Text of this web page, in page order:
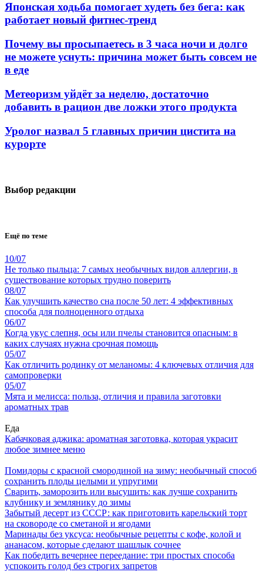
Японская ходьба помогает худеть без бега: как
работает новый фитнес-тренд
Почему вы просыпаетесь в 3 часа ночи и долго
не можете уснуть: причина может быть совсем не
в еде
Метеоризм уйдёт за неделю, достаточно
добавить в рацион две ложки этого продукта
Уролог назвал 5 главных причин цистита на
курорте
Выбор редакции
Ещё по теме
10/07
Не только пыльца: 7 самых необычных видов аллергии, в
существование которых трудно поверить
08/07
Как улучшить качество сна после 50 лет: 4 эффективных
способа для полноценного отдыха
06/07
Когда укус слепня, осы или пчелы становится опасным: в
каких случаях нужна срочная помощь
05/07
Как отличить родинку от меланомы: 4 ключевых отличия для
самопроверки
05/07
Мята и мелисса: польза, отличия и правила заготовки
ароматных трав
Еда
Кабачковая аджика: ароматная заготовка, которая украсит
любое зимнее меню
Помидоры с красной смородиной на зиму: необычный способ
сохранить плоды целыми и упругими
Сварить, заморозить или высушить: как лучше сохранить
клубнику и землянику до зимы
Забытый десерт из СССР: как приготовить карельский торт
на сковороде со сметаной и ягодами
Маринады без уксуса: необычные рецепты с кофе, колой и
ананасом, которые сделают шашлык сочнее
Как победить вечернее переедание: три простых способа
успокоить голод без строгих запретов